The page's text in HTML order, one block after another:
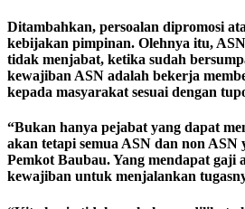
Ditambahkan, persoalan dipromosi
kebijakan pimpinan. Olehnya itu,
tidak menjabat, ketika sudah
kewajiban ASN adalah bekerja
kepada masyarakat sesuai dengan
“Bukan hanya pejabat yang dapat
akan tetapi semua ASN dan non ASN
Pemkot Baubau. Yang mendapat gaji
kewajiban untuk menjalankan